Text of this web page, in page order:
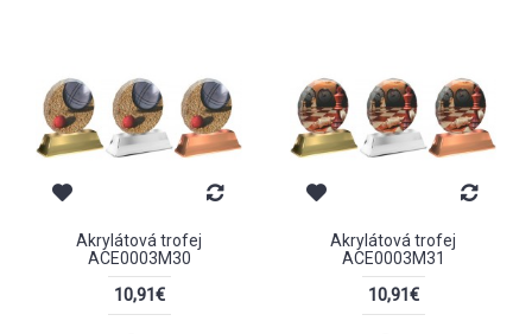
Akrylátová trofej
ACE0003M30
10,91€
Akrylátová trofej
ACE0003M31
10,91€